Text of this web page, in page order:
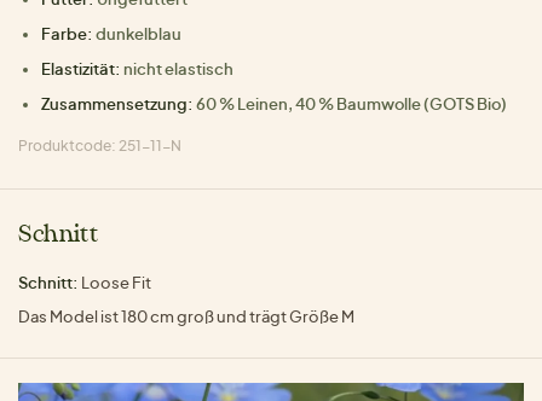
Farbe: dunkelblau
Elastizität: nicht elastisch
Zusammensetzung: 60 % Leinen, 40 % Baumwolle (GOTS Bio)
Produktcode: 251-11-N
Schnitt
Schnitt: Loose Fit
Das Model ist 180 cm groß und trägt Größe M